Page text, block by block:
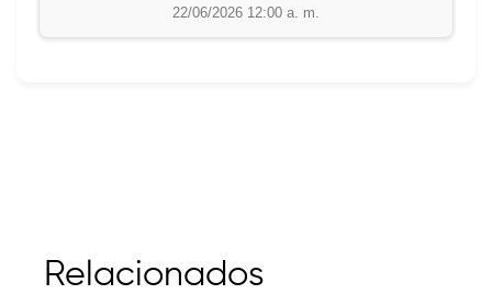
22/06/2026 12:00 a. m.
Relacionados